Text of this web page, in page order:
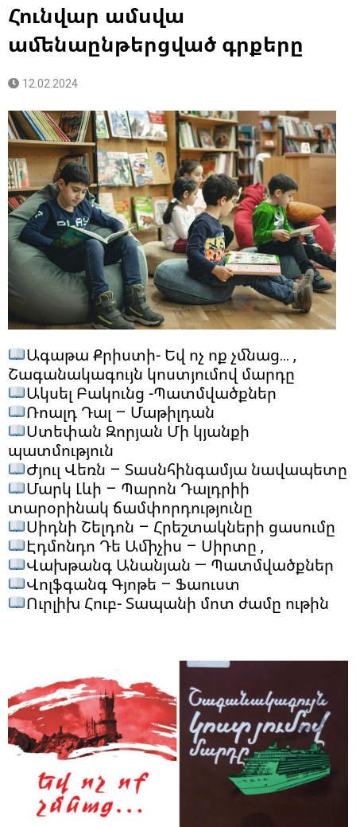
Հունվար ամսվա
ամենաընթերցված գրքերը
12.02.2024
Ագաթա Քրիստի- Եվ ոչ ոք չմնաց… ,
Շագանակագույն կոստյումով մարդը
Ակսել Բակունց -Պատմվածքներ
Ռոալդ Դալ – Մաթիլդան
Ստեփան Զորյան Մի կյանքի
պատմություն
Ժյուլ Վեռն – Տասնհինգամյա նավապետը
Մարկ Լևի – Պարոն Դալդրիի
տարօրինակ ճամփորդությունը
Սիդնի Շելդոն – Հրեշտակների ցասումը
Էդմոնդո Դե Ամիչիս – Սիրտը ,
Վախթանգ Անանյան — Պատմվածքներ
Վոլֆգանգ Գյոթե – Ֆաուստ
Ուրլիխ Հուբ- Տապանի մոտ ժամը ութին